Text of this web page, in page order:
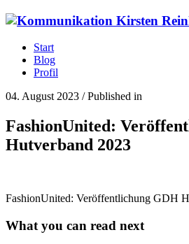
Start
Blog
Profil
04. August 2023 /Published in
FashionUnited:
Hutverband 2023
FashionUnited: Veröffentlichung GDH
What you can read next